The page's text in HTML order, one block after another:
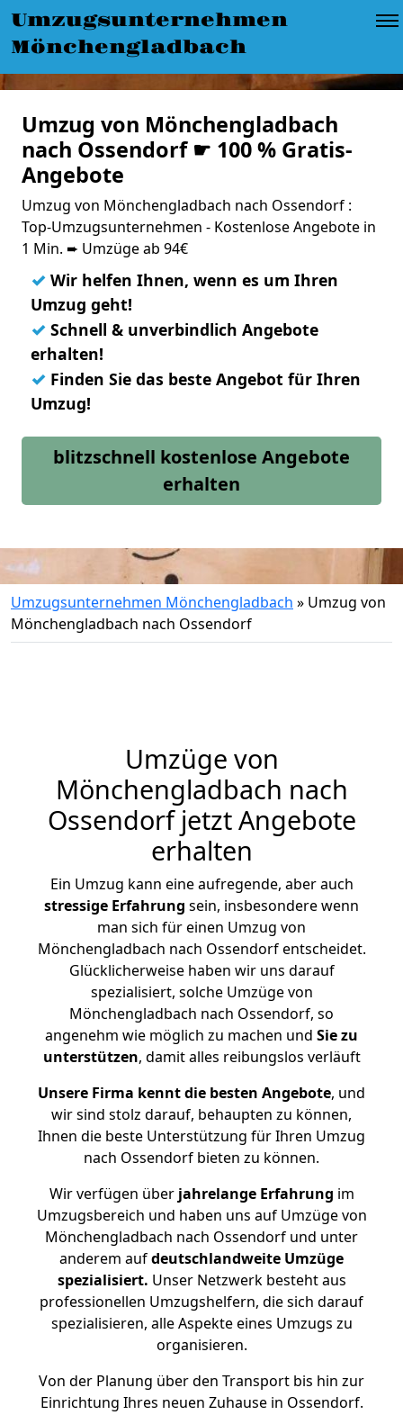
Umzugsunternehmen
Mönchengladbach
Umzug von Mönchengladbach
nach Ossendorf ☛ 100 % Gratis-
Angebote
Umzug von Mönchengladbach nach Ossendorf :
Top-Umzugsunternehmen - Kostenlose Angebote in
1 Min. ➨ Umzüge ab 94€
✓ Wir helfen Ihnen, wenn es um Ihren
Umzug geht!
✓ Schnell & unverbindlich Angebote
erhalten!
✓ Finden Sie das beste Angebot für Ihren
Umzug!
blitzschnell kostenlose Angebote
erhalten
Umzugsunternehmen Mönchengladbach » Umzug von
Mönchengladbach nach Ossendorf
Umzüge von
Mönchengladbach nach
Ossendorf jetzt Angebote
erhalten
Ein Umzug kann eine aufregende, aber auch
stressige Erfahrung sein, insbesondere wenn
man sich für einen Umzug von
Mönchengladbach nach Ossendorf entscheidet.
Glücklicherweise haben wir uns darauf
spezialisiert, solche Umzüge von
Mönchengladbach nach Ossendorf, so
angenehm wie möglich zu machen und Sie zu
unterstützen, damit alles reibungslos verläuft
Unsere Firma kennt die besten Angebote, und
wir sind stolz darauf, behaupten zu können,
Ihnen die beste Unterstützung für Ihren Umzug
nach Ossendorf bieten zu können.
Wir verfügen überjahrelange Erfahrung im
Umzugsbereich und haben uns auf Umzüge von
Mönchengladbach nach Ossendorf und unter
anderem aufdeutschlandweite Umzüge
spezialisiert. Unser Netzwerk besteht aus
professionellen Umzugshelfern, die sich darauf
spezialisieren, alle Aspekte eines Umzugs zu
organisieren.
Von der Planung über den Transport bis hin zur
Einrichtung Ihres neuen Zuhause in Ossendorf.